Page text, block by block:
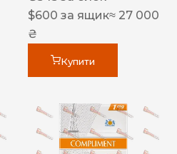
$600 за ящик≈ 27 000
₴
Купити